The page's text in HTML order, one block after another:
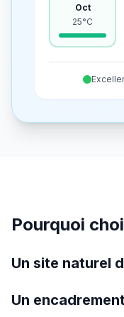
Oct
25°C
Pourquoi
Un site naturel
Un